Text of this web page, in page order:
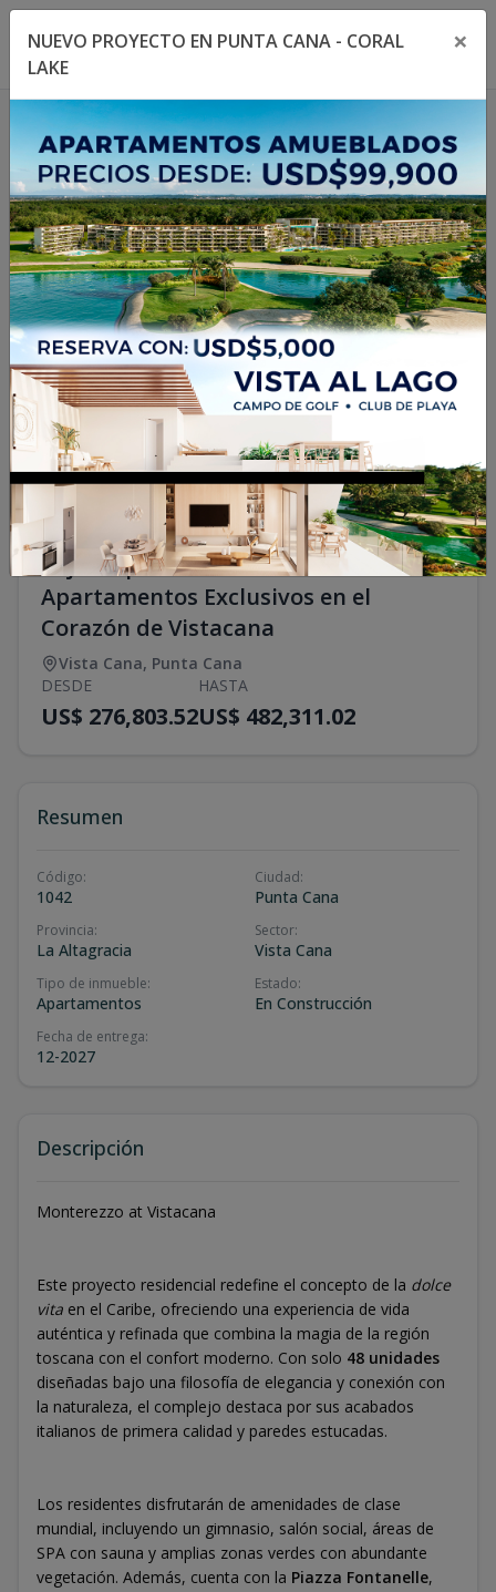
Toggle navigation menu
1/12
Lujo Inspirado en la Toscana:
Apartamentos Exclusivos en el
Corazón de Vistacana
Vista Cana, Punta Cana
DESDE
US$ 276,803.52
HASTA
US$ 482,311.02
Resumen
Código:
1042
Ciudad:
Punta Cana
Provincia:
La Altagracia
Sector:
Vista Cana
Tipo de inmueble:
Apartamentos
Estado:
En Construcción
Fecha de entrega:
12-2027
Descripción
Monterezzo at Vistacana
Este proyecto residencial redefine el concepto de la dolce
vita en el Caribe, ofreciendo una experiencia de vida
auténtica y refinada que combina la magia de la región
toscana con el confort moderno. Con solo 48 unidades
diseñadas bajo una filosofía de elegancia y conexión con
la naturaleza, el complejo destaca por sus acabados
italianos de primera calidad y paredes estucadas.
Los residentes disfrutarán de amenidades de clase
mundial, incluyendo un gimnasio, salón social, áreas de
SPA con sauna y amplias zonas verdes con abundante
vegetación. Además, cuenta con la Piazza Fontanelle,
NUEVO PROYECTO EN PUNTA CANA - CORAL
LAKE
×